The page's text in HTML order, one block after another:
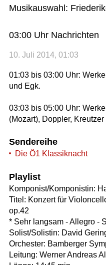
Musikauswahl:
03:00 Uhr Nachrichten
10. Juli 2014, 01:03
01:03 bis 03:00 Uhr:
und Egk.
03:03 bis 05:00 Uhr:
(Mozart), Doppler,
Sendereihe
Die Ö1 Klassiknacht
Playlist
Komponist/Komponistin:
Titel: Konzert für
op.42
* Sehr langsam - Allegro -
Solist/Solistin: David
Orchester: Bamberger
Leitung: Werner Andreas